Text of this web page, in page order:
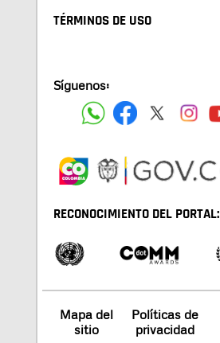
TÉRMINOS DE USO
Síguenos:
RECONOCIMIENTO DEL PORTAL:
Mapa del
sitio
Políticas de
privacidad